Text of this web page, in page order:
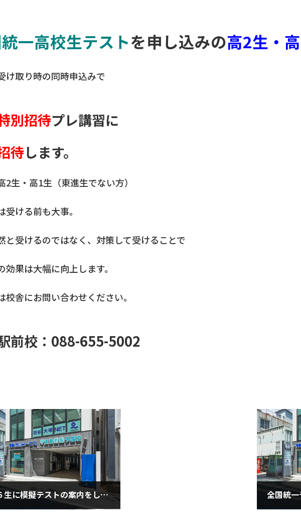
一高校生テストを申し込みの高2生・
け取り時の同時申込みで
別招待プレ講習に
待します。
2生・高1生（東進生でない方）
受ける前も大事。
と受けるのではなく、対策して受けることで
効果は大幅に向上します。
校舎にお問い合わせください。
前校：088-655-5002
■小６生に模擬テストの案内をしました！（９月１６日水曜日） 全国統